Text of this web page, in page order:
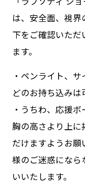
は、安全面、視
下をご確認いた
ます。
・ペンライト、
どのお持ち込みは
・うちわ、応援
胸の高さより上に
だけますようお願
様のご迷惑になら
いいたします。